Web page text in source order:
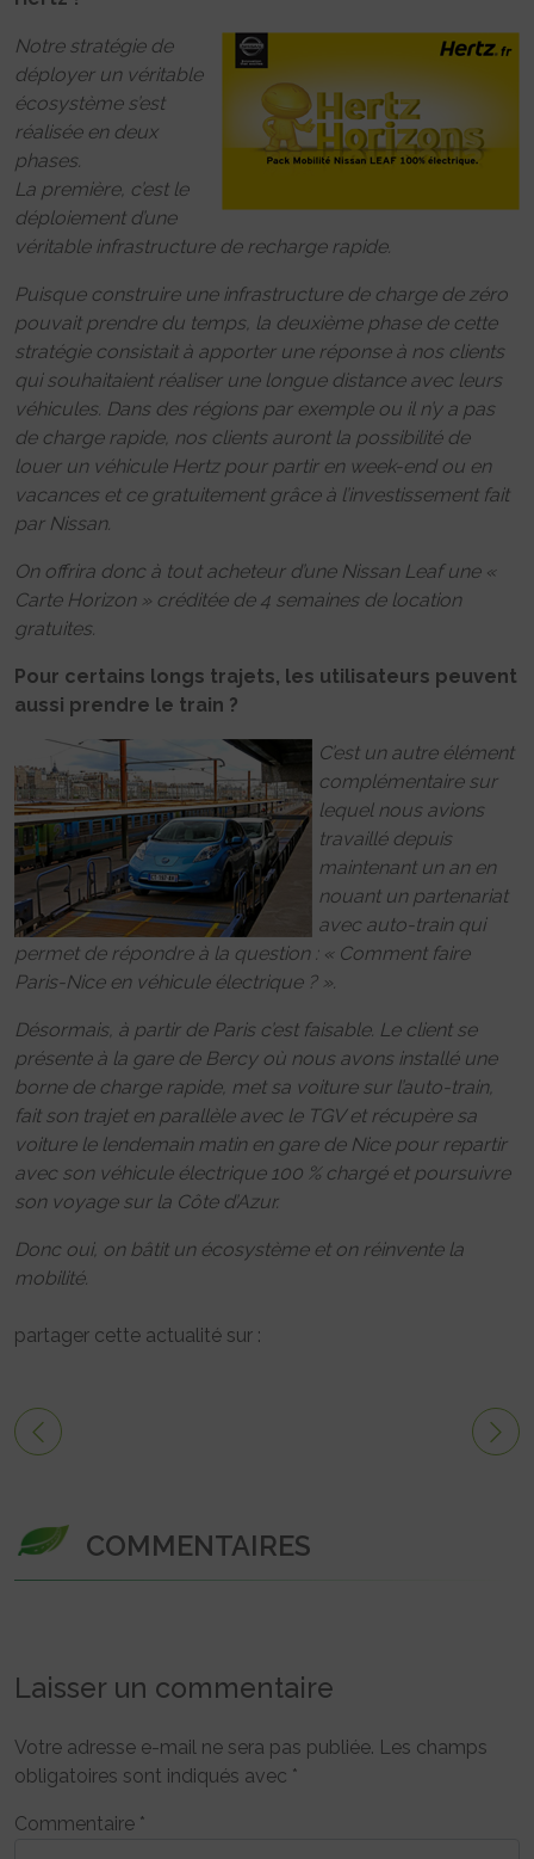
Notre stratégie de
déployer un véritable
écosystème s’est
réalisée en deux
phases.
La première, c’est le
déploiement d’une
véritable infrastructure de recharge rapide.
Puisque construire une infrastructure de charge de zéro
pouvait prendre du temps, la deuxième phase de cette
stratégie consistait à apporter une réponse à nos clients
qui souhaitaient réaliser une longue distance avec leurs
véhicules. Dans des régions par exemple ou il n’y a pas
de charge rapide, nos clients auront la possibilité de
louer un véhicule Hertz pour partir en week-end ou en
vacances et ce gratuitement grâce à l’investissement fait
par Nissan.
On offrira donc à tout acheteur d’une Nissan Leaf une «
Carte Horizon » créditée de 4 semaines de location
gratuites.
Pour certains longs trajets, les utilisateurs peuvent
aussi prendre le train ?
C’est un autre élément
complémentaire sur
lequel nous avions
travaillé depuis
maintenant un an en
nouant un partenariat
avec auto-train qui
permet de répondre à la question : « Comment faire
Paris-Nice en véhicule électrique ? ».
Désormais, à partir de Paris c’est faisable. Le client se
présente à la gare de Bercy où nous avons installé une
borne de charge rapide, met sa voiture sur l’auto-train,
fait son trajet en parallèle avec le TGV et récupère sa
voiture le lendemain matin en gare de Nice pour repartir
avec son véhicule électrique 100 % chargé et poursuivre
son voyage sur la Côte d’Azur.
Donc oui, on bâtit un écosystème et on réinvente la
mobilité.
partager cette actualité sur :
COMMENTAIRES
Laisser un commentaire
Votre adresse e-mail ne sera pas publiée. Les champs
obligatoires sont indiqués avec *
Commentaire *